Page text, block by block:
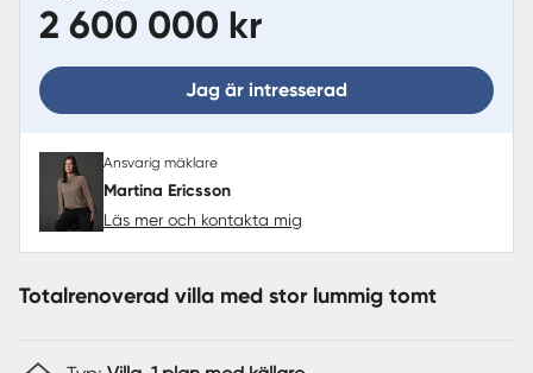
2 600 000 kr
Jag är intresserad
Ansvarig mäklare
Martina Ericsson
Läs mer och kontakta mig
Totalrenoverad villa med stor lummig tomt